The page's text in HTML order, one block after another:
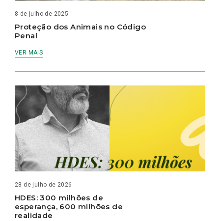
8 de julho de 2025
Proteção dos Animais no Código
Penal
VER MAIS
28 de julho de 2026
HDES: 300 milhões de
esperança, 600 milhões de
realidade